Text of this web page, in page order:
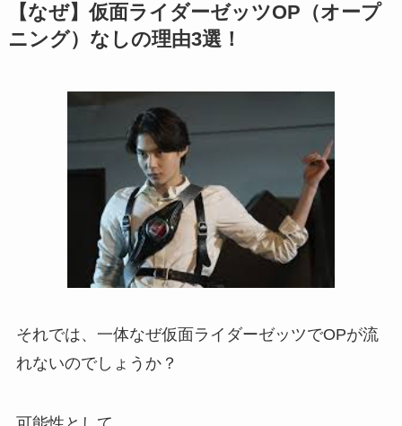
【なぜ】仮面ライダーゼッツOP（オープ
ニング）なしの理由3選！
それでは、一体なぜ仮面ライダーゼッツでOPが流
れないのでしょうか？